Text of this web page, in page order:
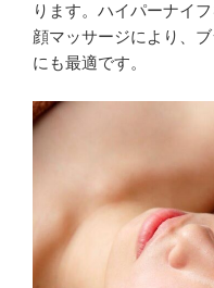
ります。ハイパーナイ
顔マッサージにより、
にも最適です。